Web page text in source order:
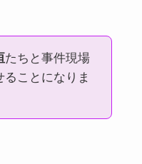
たちと事件現場
ことになりま